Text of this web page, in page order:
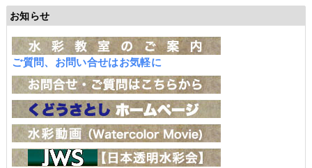
お知らせ
ご質問、お問い合せはお気軽に